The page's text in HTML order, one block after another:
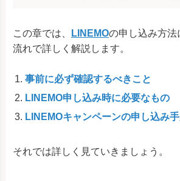
この章では、 LINEMOの申し込み方
流れで詳しく解説します。
事前に必ず確認するべきこと
LINEMO申し込み時に必要なもの
LINEMOキャンペーンの申し込み
それでは詳しく見ていきましょう。